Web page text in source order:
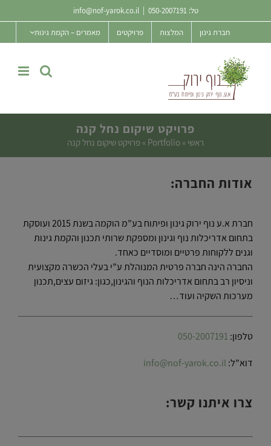
to
טל:050-2007191
info@nof-yarok.co.il
חברת גינון המלצות פרויקטים מאמרים – הקמת גינות
פרויקט שיקום נחל קנה
ראשי »
Portfolio
» פרויקט שיקום נחל קנה
אודות החברה:
חברת א.ע נוף ירוק גינון ופיתוח בע”מ הוקמה בשנת 2015 ועוסקת
בתחום אדריכלות נוף וגינון ומספקת שרותי תכנון והקמת גינות
וגנים ללקוחות פרטיים ומוסדיים כאחד.
החברה הינה חברה פרטית המנוהלת ע”י בעלי הכשרה מקצועית
וניסיון רב בתחום אדריכלות הנוף והגינון,כגון: גיזום עצים,תכנון
מערכות השקיה ועוד…
טלפון:050-2007191
דוא”ל: info@nof-yarok.co.il
צרו איתנו קשר: